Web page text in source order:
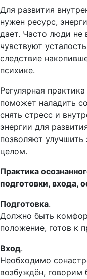
Для развития
нужен ресурс,
дает. Часто люди не
чувствуют
следствие
психике.
Регулярная
поможет наладить
снять стресс и
энергии для
позволяют
целом.
Практика
подготовки, входа,
Подготовка.
Должно быть
положение, готов к
Вход.
Необходимо
возбуждён, говорим